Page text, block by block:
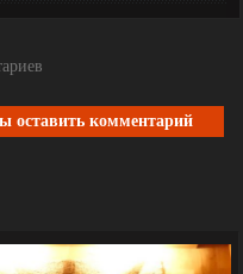
оставить комментарий